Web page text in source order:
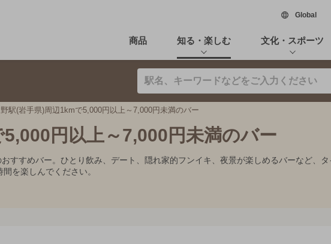
Global新
商品 知る・楽しむ 文化・スポーツ
駅(岩手県)周辺1kmで5,000円以上～7,000円未満のバー
円以上～7,000円未満のバー
すすめバー。ひとり飲み、デート、隠れ家的フンイキ、夜景が楽しめるバーなど、
を楽しんでください。